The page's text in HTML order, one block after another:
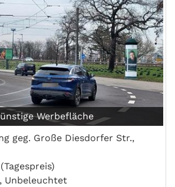
Werbefläche
geg. Große Diesdorfer Str.,
Unbeleuchtet